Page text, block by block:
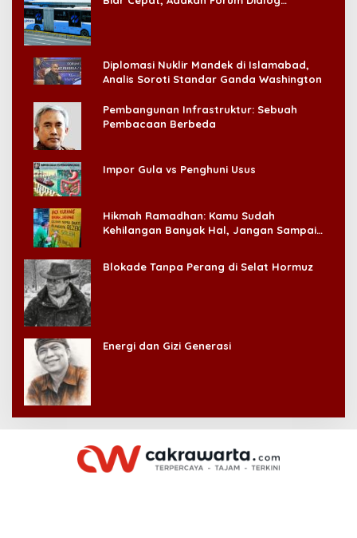
Diplomasi Nuklir Mandek di Islamabad,
Analis Soroti Standar Ganda Washington
Pembangunan Infrastruktur: Sebuah
Pembacaan Berbeda
Impor Gula vs Penghuni Usus
Hikmah Ramadhan: Kamu Sudah
Kehilangan Banyak Hal, Jangan Sampai
Blokade Tanpa Perang di Selat Hormuz
Energi dan Gizi Generasi